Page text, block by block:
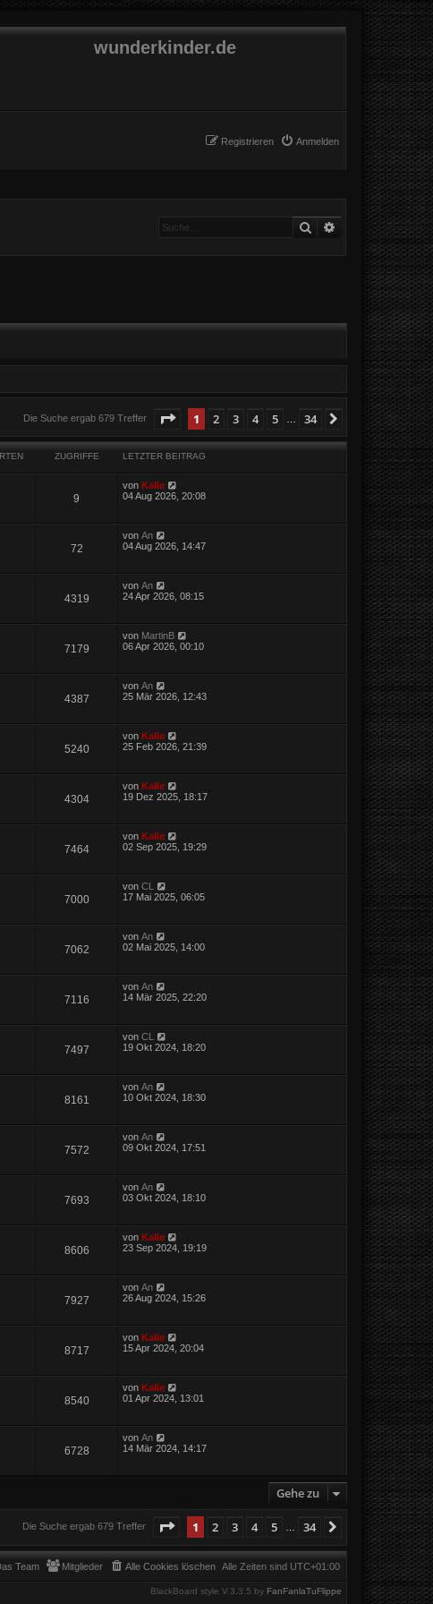
wunderkinder.de
Anmelden
Registrieren
Suche Erweiterte Suche
Die Suche ergab 679 Treffer Seite von34
1 2 3 4 5 34 Nächste
ZUGRIFFE LETZTER BEITRAG
9
von Kalle
04 Aug 2026, 20:08
72
von An
04 Aug 2026, 14:47
4319
von An
24 Apr 2026, 08:15
7179
von MartinB
06 Apr 2026, 00:10
4387
von An
25 Mär 2026, 12:43
5240
von Kalle
25 Feb 2026, 21:39
4304
von Kalle
19 Dez 2025, 18:17
7464
von Kalle
02 Sep 2025, 19:29
7000
von CL
17 Mai 2025, 06:05
7062
von An
02 Mai 2025, 14:00
7116
von An
14 Mär 2025, 22:20
7497
von CL
19 Okt 2024, 18:20
8161
von An
10 Okt 2024, 18:30
7572
von An
09 Okt 2024, 17:51
7693
von An
03 Okt 2024, 18:10
8606
von Kalle
23 Sep 2024, 19:19
7927
von An
26 Aug 2024, 15:26
8717
von Kalle
15 Apr 2024, 20:04
8540
von Kalle
01 Apr 2024, 13:01
6728
von An
14 Mär 2024, 14:17
Gehe zu
Die Suche ergab 679 Treffer Seite von34
1 2 3 4 5 34 Nächste
Alle Zeiten sind UTC+01:00
Alle Cookies löschen
Mitglieder
Team
BlackBoard style V.3.3.5 by FanFanlaTuFlippe